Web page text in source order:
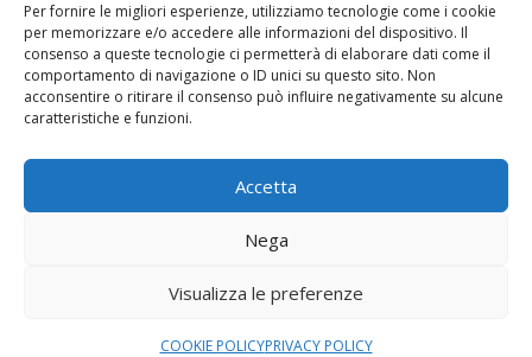
Per fornire le migliori esperienze, utilizziamo tecnologie come i cookie
per memorizzare e/o accedere alle informazioni del dispositivo. Il
consenso a queste tecnologie ci permetterà di elaborare dati come il
comportamento di navigazione o ID unici su questo sito. Non
acconsentire o ritirare il consenso può influire negativamente su alcune
caratteristiche e funzioni.
Accetta
Nega
Visualizza le preferenze
COOKIE POLICYPRIVACY POLICY
– P.iva:08906630960
trattamento dei dati a carico di Giarda Avvocati Associati – P.iva:
Progetto e realizzazione sito web © 2023Studio FoàSrl | Consulenza